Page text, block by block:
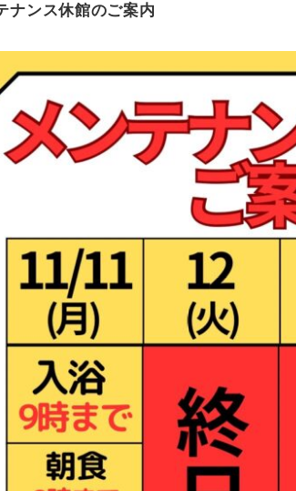
ナンス休館のご案内